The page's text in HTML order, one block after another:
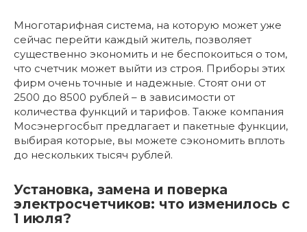
Многотарифная система, на которую может уже
сейчас перейти каждый житель, позволяет
существенно экономить и не беспокоиться о том,
что счетчик может выйти из строя. Приборы этих
фирм очень точные и надежные. Стоят они от
2500 до 8500 рублей – в зависимости от
количества функций и тарифов. Также компания
Мосэнергосбыт предлагает и пакетные функции,
выбирая которые, вы можете сэкономить вплоть
до нескольких тысяч рублей.
Установка, замена и поверка
электросчетчиков: что изменилось с
1 июля?